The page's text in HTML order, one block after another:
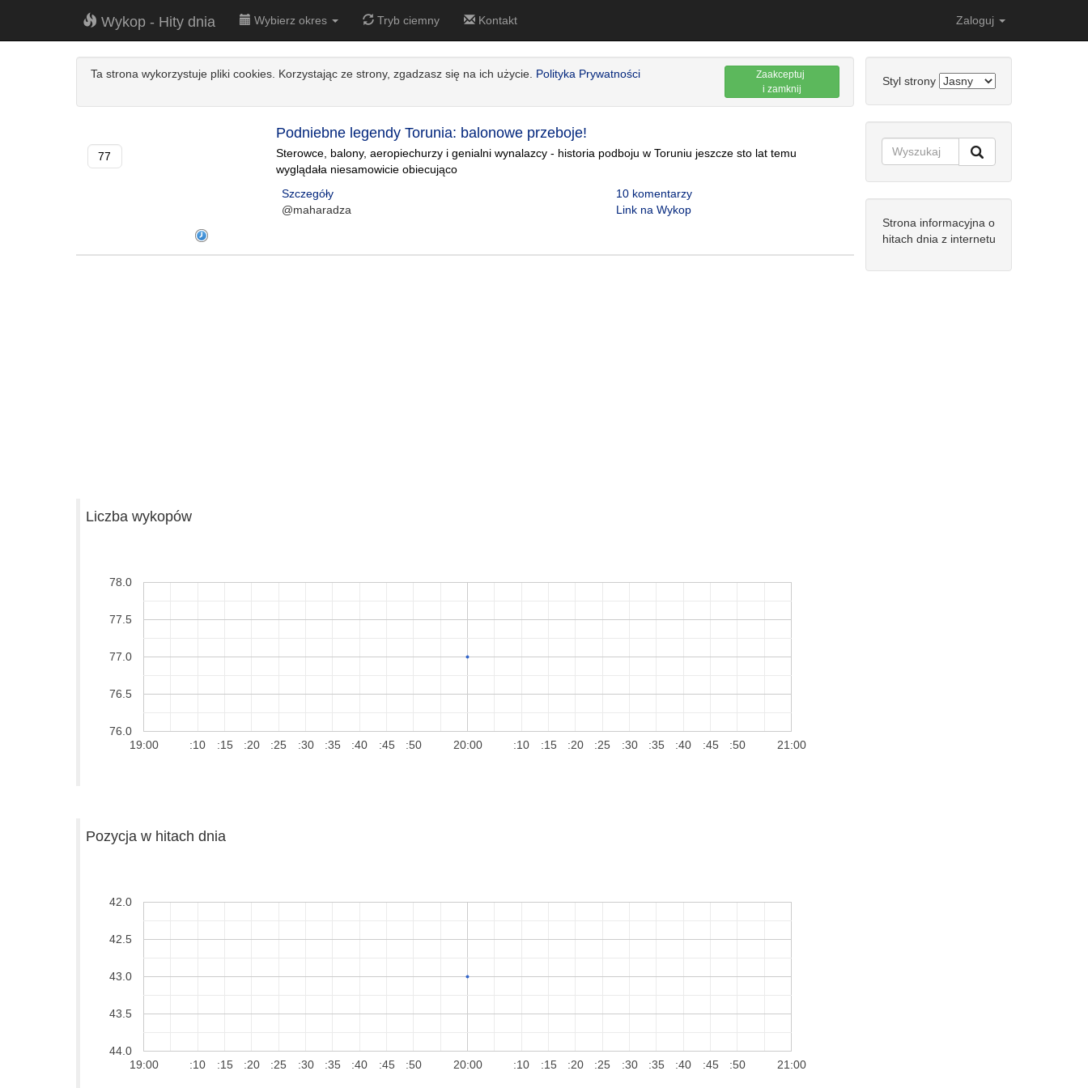
Wykop - Hity dnia Wybierz okres Tryb ciemny Kontakt Zaloguj
Ta strona wykorzystuje pliki cookies. Korzystając ze strony, zgadzasz się na ich użycie. Polityka Prywatności
Zaakceptuj
i zamknij
77
Podniebne legendy Torunia: balonowe przeboje!
Sterowce, balony, aeropiechurzy i genialni wynalazcy - historia podboju w Toruniu jeszcze sto lat temu
wyglądała niesamowicie obiecująco
Szczegóły
@maharadza
10 komentarzy
Link na Wykop
Liczba wykopów
19:00 20:00 21:00
:10 :15 :20 :25 :30 :35 :40 :45 :50 :10 :15 :20 :25 :30 :35 :40 :45 :50
76.0
76.5
77.0
77.5
78.0
Pozycja w hitach dnia
19:00 20:00 21:00
:10 :15 :20 :25 :30 :35 :40 :45 :50 :10 :15 :20 :25 :30 :35 :40 :45 :50
42.0
42.5
43.0
43.5
44.0
Styl strony
Strona informacyjna o
hitach dnia z internetu